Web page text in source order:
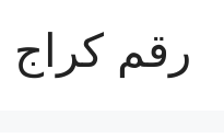
رقم